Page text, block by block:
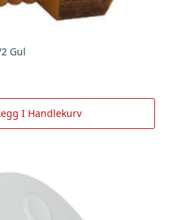
Gul
I Handlekurv